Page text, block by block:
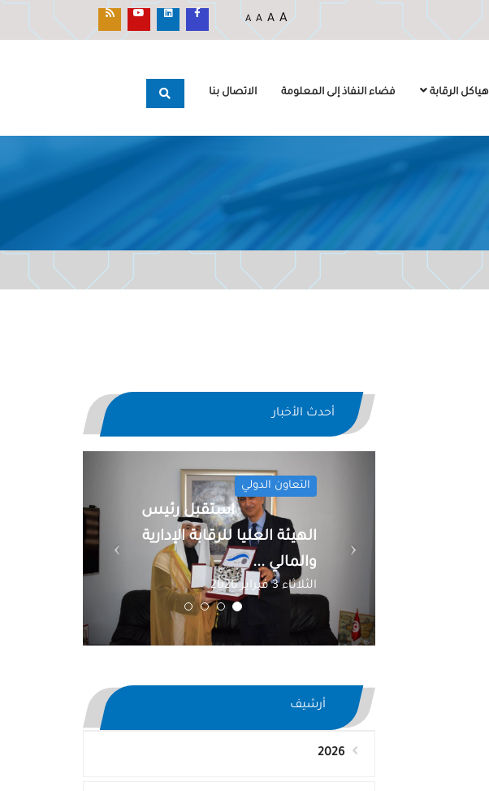
A A A A
هياكل الرقابة فضاء النفاذ إلى المعلومة الاتصال بنا
أحدث الأخبار
التعاون الدولي
استقبل رئيس
الهيئة العليا للرقابة الإدارية
والمالي ...
الثلاثاء 3 فبراير 2026
أرشيف
2026